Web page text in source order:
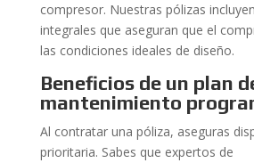
compresor. Nuestras pólizas
integrales que aseguran que el
las condiciones ideales de diseño.
Beneficios de un plan
mantenimiento
Al contratar una póliza, aseguras
prioritaria. Sabes que expertos de